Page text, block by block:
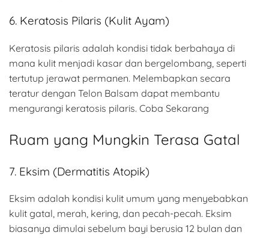
6. Keratosis Pilaris (Kulit Ayam)
Keratosis pilaris adalah kondisi tidak berbahaya di
mana kulit menjadi kasar dan bergelombang, seperti
tertutup jerawat permanen. Melembapkan secara
teratur dengan Telon Balsam dapat membantu
mengurangi keratosis pilaris. Coba Sekarang
Ruam yang Mungkin Terasa Gatal
7. Eksim (Dermatitis Atopik)
Eksim adalah kondisi kulit umum yang menyebabkan
kulit gatal, merah, kering, dan pecah-pecah. Eksim
biasanya dimulai sebelum bayi berusia 12 bulan dan